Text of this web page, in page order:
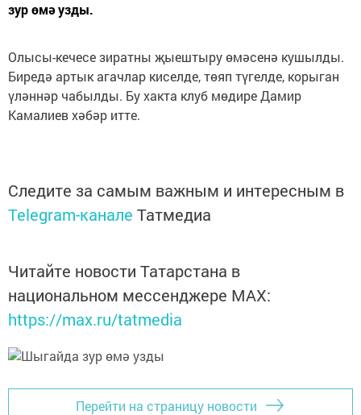
зур өмә узды.
Олысы-кечесе зиратны җыештыру өмәсенә кушылды.
Биредә артык агачлар киселде, төяп түгелде, корыган
үләннәр чабылды. Бу хакта клуб мөдире Дамир
Камалиев хәбәр итте.
Следите за самым важным и интересным в
Telegram-канале Татмедиа
Читайте новости Татарстана в
национальном мессенджере MАХ:
https://max.ru/tatmedia
Перейти на страницу новости